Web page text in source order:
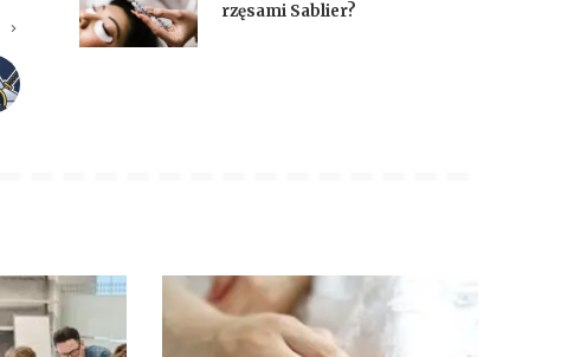
rzęsami Sablier?